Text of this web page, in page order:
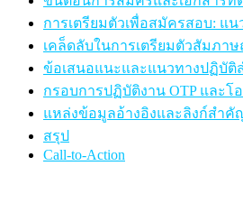
การเตรียมตัวเพื่อสมัครสอบ: แ
เคล็ดลับในการเตรียมตัวสัมภา
ข้อเสนอแนะและแนวทางปฏิบัติ
กรอบการปฏิบัติงาน OTP และโ
แหล่งข้อมูลอ้างอิงและลิงก์สำคั
สรุป
Call-to-Action